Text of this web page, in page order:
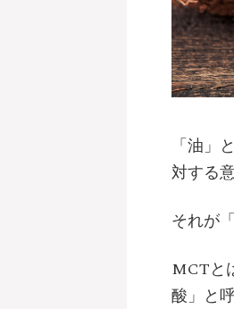
「油」
対する
それが
MCTと
酸」と